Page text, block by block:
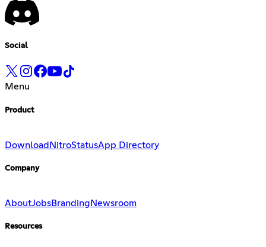
Social
Menu
Product
Download NitroStatusApp Directory
Company
AboutJobsBranding Newsroom
Resources